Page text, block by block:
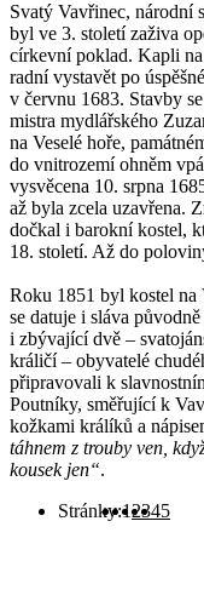
Svatý Vavřinec, národní
byl ve 3. století zaživa
církevní poklad. Kapli
radní vystavět po
v červnu 1683. Stavby
mistra mydlářského
na Veselé hoře,
do vnitrozemí ohněm
vysvěcena 10. srpna
až byla zcela uzavřena.
dočkal i barokní kostel,
18. století. Až do
Roku 1851 byl kostel na
se datuje i sláva
i zbývající dvě –
králičí – obyvatelé
připravovali k
Poutníky, směřující k
kožkami králíků a
táhnem z trouby ven,
kousek jen“.
Stránky:12345